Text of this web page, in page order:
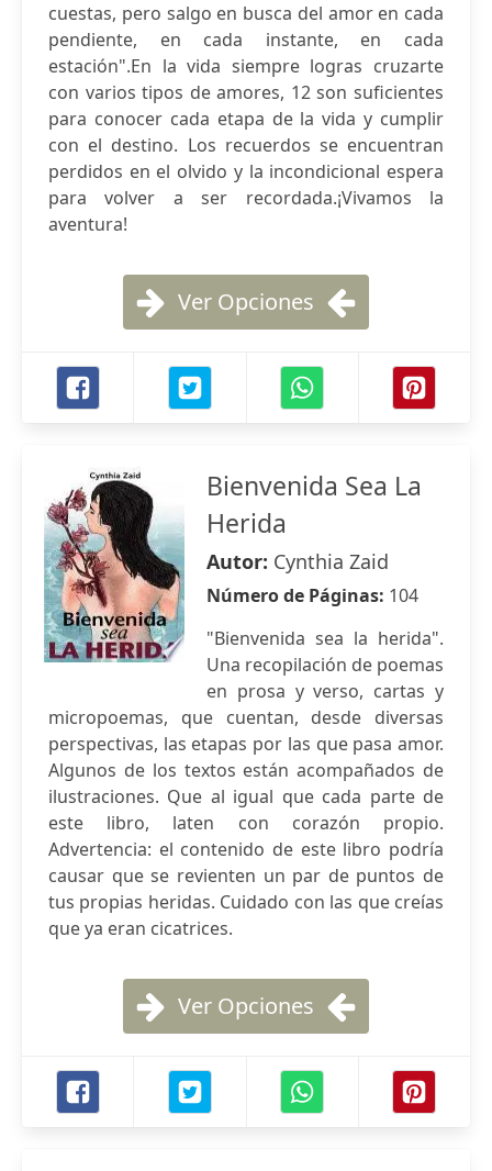
cuestas, pero salgo en busca del amor en cada
pendiente, en cada instante, en cada
estación".En la vida siempre logras cruzarte
con varios tipos de amores, 12 son suficientes
para conocer cada etapa de la vida y cumplir
con el destino. Los recuerdos se encuentran
perdidos en el olvido y la incondicional espera
para volver a ser recordada.¡Vivamos la
aventura!
Ver Opciones
Bienvenida Sea La
Herida
Autor: Cynthia Zaid
Número de Páginas: 104
"Bienvenida sea la herida".
Una recopilación de poemas
en prosa y verso, cartas y
micropoemas, que cuentan, desde diversas
perspectivas, las etapas por las que pasa amor.
Algunos de los textos están acompañados de
ilustraciones. Que al igual que cada parte de
este libro, laten con corazón propio.
Advertencia: el contenido de este libro podría
causar que se revienten un par de puntos de
tus propias heridas. Cuidado con las que creías
que ya eran cicatrices.
Ver Opciones